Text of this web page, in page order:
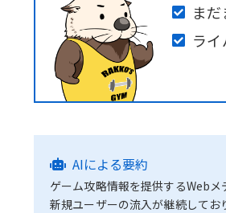
ま
ライ
AIによる要約
ゲーム攻略情報を提供するWebメ
新規ユーザーの流入が継続してお